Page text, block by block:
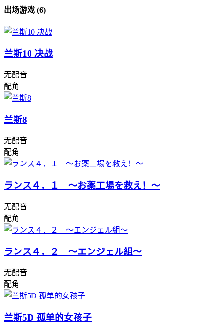
出场游戏 (6)
兰斯10 决战
无配音
配角
兰斯8
无配音
配角
ランス４．１ ～お薬工場を救え！～
无配音
配角
ランス４．２ ～エンジェル組～
无配音
配角
兰斯5D 孤单的女孩子